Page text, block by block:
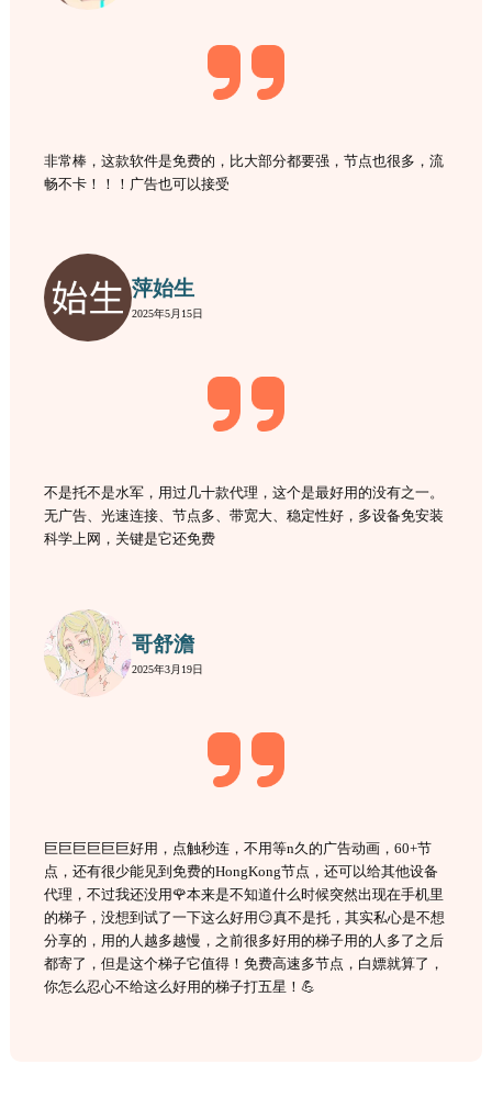
非常棒，这款软件是免费的，比大部分都要强，节点也很多，流
畅不卡！！！广告也可以接受
萍始生
2025年5月15日
不是托不是水军，用过几十款代理，这个是最好用的没有之一。
无广告、光速连接、节点多、带宽大、稳定性好，多设备免安装
科学上网，关键是它还免费
哥舒澹
2025年3月19日
巨巨巨巨巨巨好用，点触秒连，不用等n久的广告动画，60+节
点，还有很少能见到免费的HongKong节点，还可以给其他设备
代理，不过我还没用🌹本来是不知道什么时候突然出现在手机里
的梯子，没想到试了一下这么好用😏真不是托，其实私心是不想
分享的，用的人越多越慢，之前很多好用的梯子用的人多了之后
都寄了，但是这个梯子它值得！免费高速多节点，白嫖就算了，
你怎么忍心不给这么好用的梯子打五星！💪